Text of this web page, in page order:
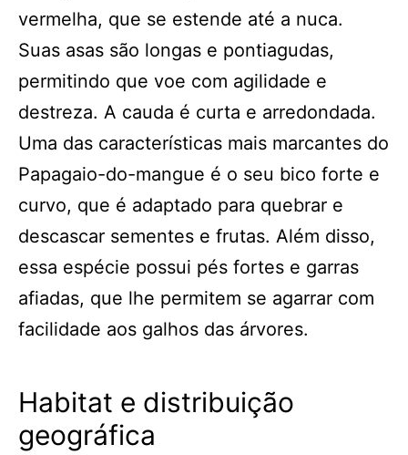
vermelha, que se estende até a nuca.
Suas asas são longas e pontiagudas,
permitindo que voe com agilidade e
destreza. A cauda é curta e arredondada.
Uma das características mais marcantes do
Papagaio-do-mangue é o seu bico forte e
curvo, que é adaptado para quebrar e
descascar sementes e frutas. Além disso,
essa espécie possui pés fortes e garras
afiadas, que lhe permitem se agarrar com
facilidade aos galhos das árvores.
Habitat e distribuição
geográfica